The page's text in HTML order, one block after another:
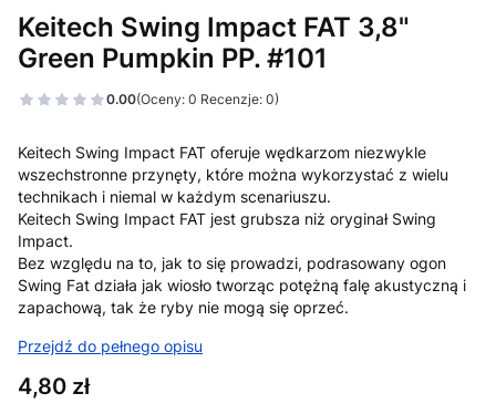
Keitech Swing Impact FAT 3,8"
Green Pumpkin PP. #101
0.00(Oceny: 0 Recenzje: 0)
Keitech Swing Impact FAT oferuje wędkarzom niezwykle
wszechstronne przynęty, które można wykorzystać z wielu
technikach i niemal w każdym scenariuszu.
Keitech Swing Impact FAT jest grubsza niż oryginał Swing
Impact.
Bez względu na to, jak to się prowadzi, podrasowany ogon
Swing Fat działa jak wiosło tworząc potężną falę akustyczną i
zapachową, tak że ryby nie mogą się oprzeć.
Przejdź do pełnego opisu
Cena
4,80 zł